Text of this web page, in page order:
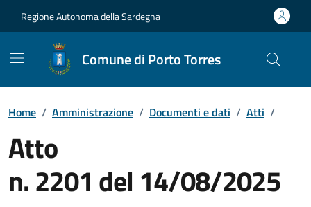
Regione Autonoma della Sardegna
Comune di Porto Torres
Home / Amministrazione / Documenti e dati / Atti /
Atto
n. 2201 del 14/08/2025